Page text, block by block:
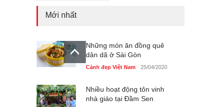
Mới nhất
Những món ăn đồng quê
dân dã ở Sài Gòn
Cảnh đẹp Việt Nam 25/04/2020
Nhiều hoạt động tôn vinh
nhà giáo tại Đầm Sen